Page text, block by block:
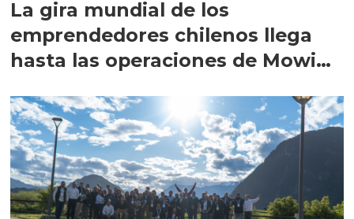
La gira mundial de los
emprendedores chilenos llega
hasta las operaciones de Mowi